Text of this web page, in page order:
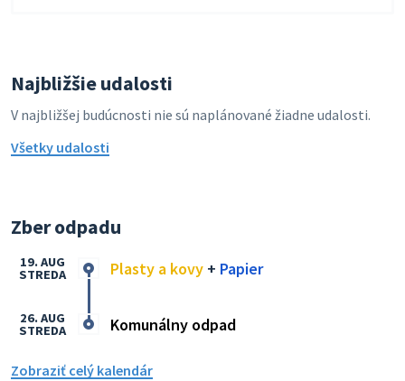
Najbližšie udalosti
V najbližšej budúcnosti nie sú naplánované žiadne udalosti.
Všetky udalosti
Zber odpadu
Plasty a kovy + Papier
19. AUG
STREDA
Komunálny odpad
26. AUG
STREDA
Zobraziť celý kalendár